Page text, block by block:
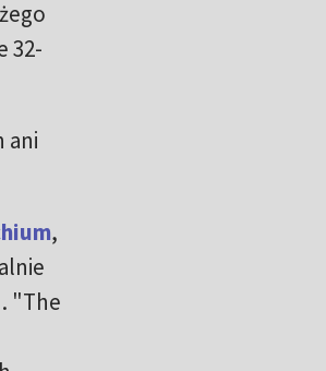
32-
ani
,
"The